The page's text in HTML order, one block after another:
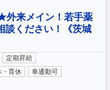
外来メイン！若手薬
談ください！《茨城
定期昇給
・育休
車通勤可